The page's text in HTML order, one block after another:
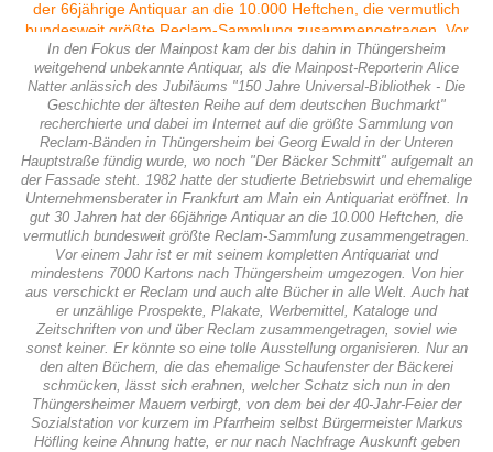
In den Fokus der Mainpost kam der bis dahin in Thüngersheim
weitgehend unbekannte Antiquar, als die Mainpost-Reporterin Alice
Natter anlässich des Jubiläums "150 Jahre Universal-Bibliothek - Die
Geschichte der ältesten Reihe auf dem deutschen Buchmarkt"
recherchierte und dabei im Internet auf die größte Sammlung von
Reclam-Bänden in Thüngersheim bei Georg Ewald in der Unteren
Hauptstraße fündig wurde, wo noch "Der Bäcker Schmitt" aufgemalt an
der Fassade steht. 1982 hatte der studierte Betriebswirt und ehemalige
Unternehmensberater in Frankfurt am Main ein Antiquariat eröffnet. In
gut 30 Jahren hat der 66jährige Antiquar an die 10.000 Heftchen, die
vermutlich bundesweit größte Reclam-Sammlung zusammengetragen.
Vor einem Jahr ist er mit seinem kompletten Antiquariat und
mindestens 7000 Kartons nach Thüngersheim umgezogen. Von hier
aus verschickt er Reclam und auch alte Bücher in alle Welt. Auch hat
er unzählige Prospekte, Plakate, Werbemittel, Kataloge und
Zeitschriften von und über Reclam zusammengetragen, soviel wie
sonst keiner. Er könnte so eine tolle Ausstellung organisieren. Nur an
den alten Büchern, die das ehemalige Schaufenster der Bäckerei
schmücken, lässt sich erahnen, welcher Schatz sich nun in den
Thüngersheimer Mauern verbirgt, von dem bei der 40-Jahr-Feier der
Sozialstation vor kurzem im Pfarrheim selbst Bürgermeister Markus
Höfling keine Ahnung hatte, er nur nach Nachfrage Auskunft geben